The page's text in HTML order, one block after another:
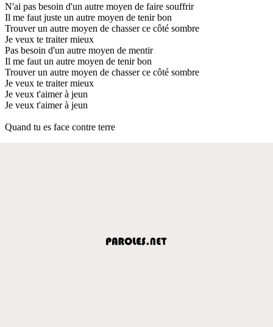
N'ai pas besoin d'un autre moyen de faire souffrir
Il me faut juste un autre moyen de tenir bon
Trouver un autre moyen de chasser ce côté sombre
Je veux te traiter mieux
Pas besoin d'un autre moyen de mentir
Il me faut un autre moyen de tenir bon
Trouver un autre moyen de chasser ce côté sombre
Je veux te traiter mieux
Je veux t'aimer à jeun
Je veux t'aimer à jeun
Quand tu es face contre terre